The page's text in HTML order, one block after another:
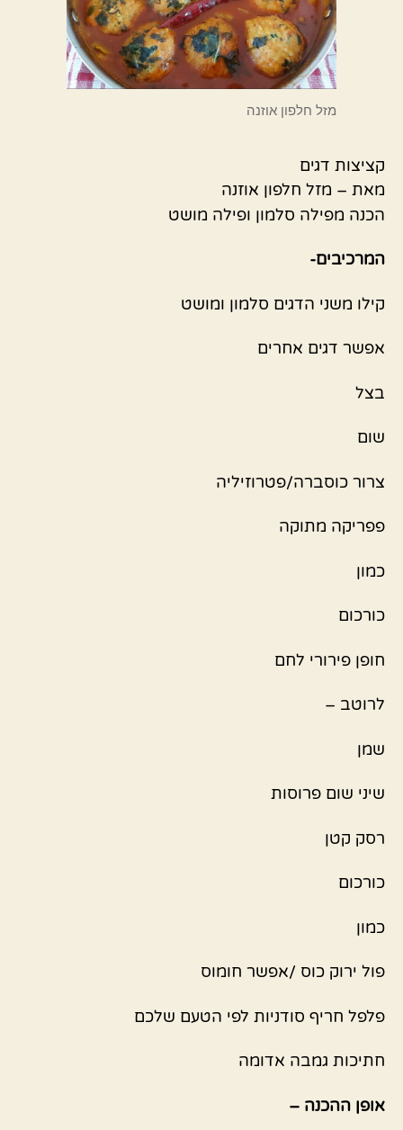
מזל חלפון אוזנה
קציצות דגים
מאת – מזל חלפון אוזנה
הכנה מפילה סלמון ופילה מושט
המרכיבים-
קילו משני הדגים סלמון ומושט
אפשר דגים אחרים
בצל
שום
צרור כוסברה/פטרוזיליה
פפריקה מתוקה
כמון
כורכום
חופן פירורי לחם
לרוטב –
שמן
שיני שום פרוסות
רסק קטן
כורכום
כמון
פול ירוק כוס /אפשר חומוס
פלפל חריף סודניות לפי הטעם שלכם
חתיכות גמבה אדומה
אופן ההכנה –